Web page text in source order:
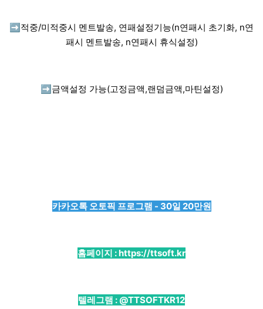
➡️ 적중/미적중시 멘트발송, 연패설정기능(n연패시 초기화, n연
패시 멘트발송, n연패시 휴식설정)
➡️ 금액설정 가능(고정금액,랜덤금액,마틴설정)
카카오톡 오토픽 프로그램 - 30일 20만원
홈페이지 :https://ttsoft.kr
텔레그램 : @TTSOFTKR12